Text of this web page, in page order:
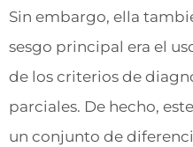
Sin embargo, ella
sesgo principal era el
de los criterios de
parciales. De hecho,
un conjunto de